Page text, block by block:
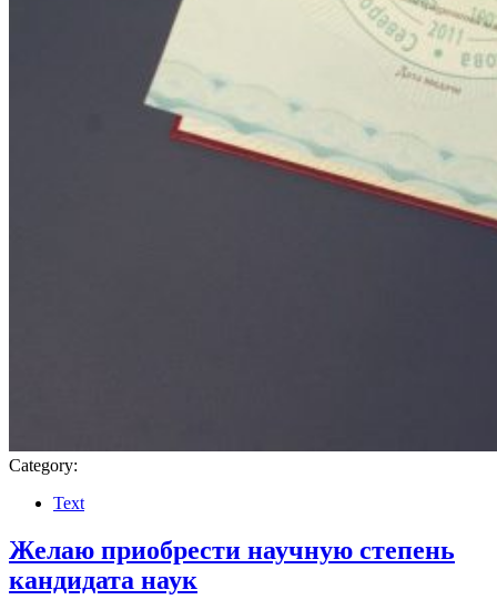
Category:
Text
Желаю приобрести научную степень
кандидата наук